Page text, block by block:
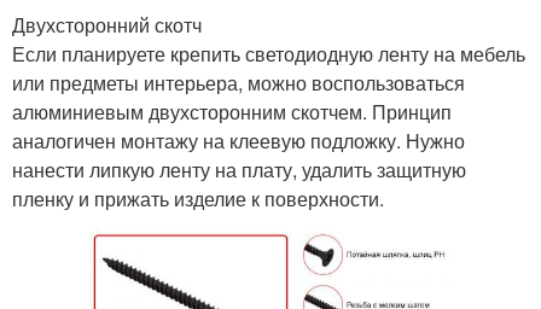
Двухсторонний скотч
Если планируете крепить светодиодную ленту на мебель
или предметы интерьера, можно воспользоваться
алюминиевым двухсторонним скотчем. Принцип
аналогичен монтажу на клеевую подложку. Нужно
нанести липкую ленту на плату, удалить защитную
пленку и прижать изделие к поверхности.